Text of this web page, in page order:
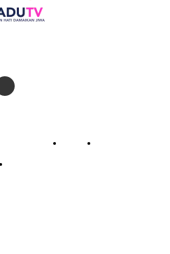
Pedoman Siber Kontak